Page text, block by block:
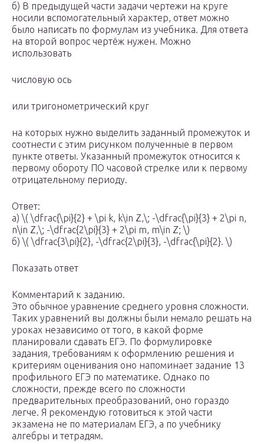
б) В предыдущей части задачи чертежи на круге
носили вспомогательный характер, ответ можно
было написать по формулам из учебника. Для ответа
на второй вопрос чертёж нужен. Можно
использовать
числовую ось
или тригонометрический круг
на которых нужно выделить заданный промежуток и
соотнести с этим рисунком полученные в первом
пункте ответы. Указанный промежуток относится к
первому обороту ПО часовой стрелке или к первому
отрицательному периоду.
Ответ:
a) \( \dfrac{\pi}{2} + \pi k, k\in Z,\; -\dfrac{\pi}{3} + 2\pi n,
n\in Z,\; -\dfrac{2\pi}{3} + 2\pi m, m\in Z; \)
б) \( \dfrac{3\pi}{2}, -\dfrac{2\pi}{3}, -\dfrac{\pi}{2}. \)
Показать ответ
Комментарий к заданию.
Это обычное уравнение среднего уровня сложности.
Таких уравнений вы должны были немало решать на
уроках независимо от того, в какой форме
планировали сдавать ЕГЭ. По формулировке
задания, требованиям к оформлению решения и
критериям оценивания оно напоминает задание 13
профильного ЕГЭ по математике. Однако по
сложности, прежде всего по сложности
предварительных преобразований, оно гораздо
легче. Я рекомендую готовиться к этой части
экзамена не по материалам ЕГЭ, а по учебнику
алгебры и тетрадям.